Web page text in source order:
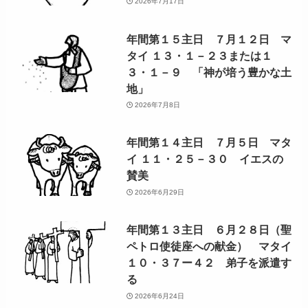
年間第１５主日 ７月１２日 マ
タイ １３・１－２３または１
３・１－９ 「神が培う豊かな土
地」
2026年7月8日
年間第１４主日 ７月５日 マタ
イ １１・２５－３０ イエスの
賛美
2026年6月29日
年間第１３主日 ６月２８日（聖
ペトロ使徒座への献金） マタイ
１０・３７ー４２ 弟子を派遣す
る
2026年6月24日